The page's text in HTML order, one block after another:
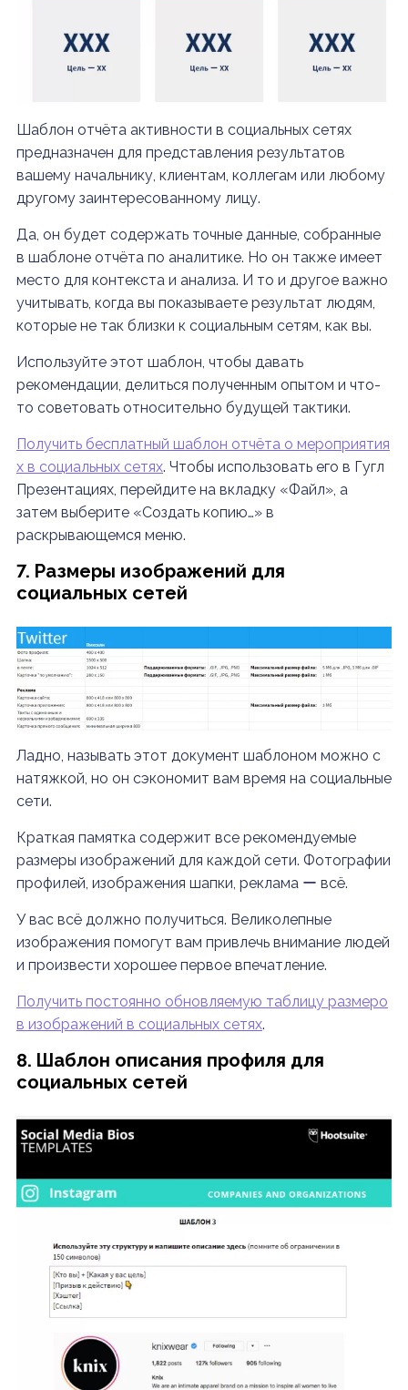
Шаблон отчёта активности в социальных сетях
предназначен для представления результатов
вашему начальнику, клиентам, коллегам или любому
другому заинтересованному лицу.
Да, он будет содержать точные данные, собранные
в шаблоне отчёта по аналитике. Но он также имеет
место для контекста и анализа. И то и другое важно
учитывать, когда вы показываете результат людям,
которые не так близки к социальным сетям, как вы.
Используйте этот шаблон, чтобы давать
рекомендации, делиться полученным опытом и что-
то советовать относительно будущей тактики.
Получить бесплатный шаблон отчёта о мероприятия
х в социальных сетях. Чтобы использовать его в Гугл
Презентациях, перейдите на вкладку «Файл», а
затем выберите «Создать копию…» в
раскрывающемся меню.
7. Размеры изображений для
социальных сетей
Ладно, называть этот документ шаблоном можно с
натяжкой, но он сэкономит вам время на социальные
сети.
Краткая памятка содержит все рекомендуемые
размеры изображений для каждой сети. Фотографии
профилей, изображения шапки, реклама ー всё.
У вас всё должно получиться. Великолепные
изображения помогут вам привлечь внимание людей
и произвести хорошее первое впечатление.
Получить постоянно обновляемую таблицу размеро
в изображений в социальных сетях.
8. Шаблон описания профиля для
социальных сетей